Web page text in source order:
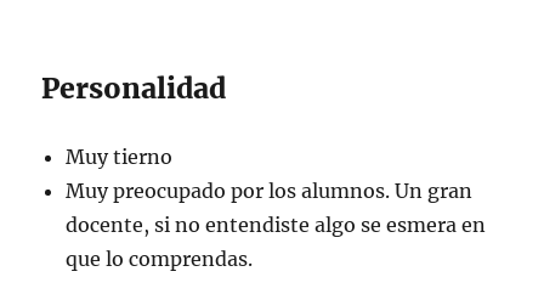
Personalidad
Muy tierno
Muy preocupado por los alumnos. Un gran
docente, si no entendiste algo se esmera en
que lo comprendas.